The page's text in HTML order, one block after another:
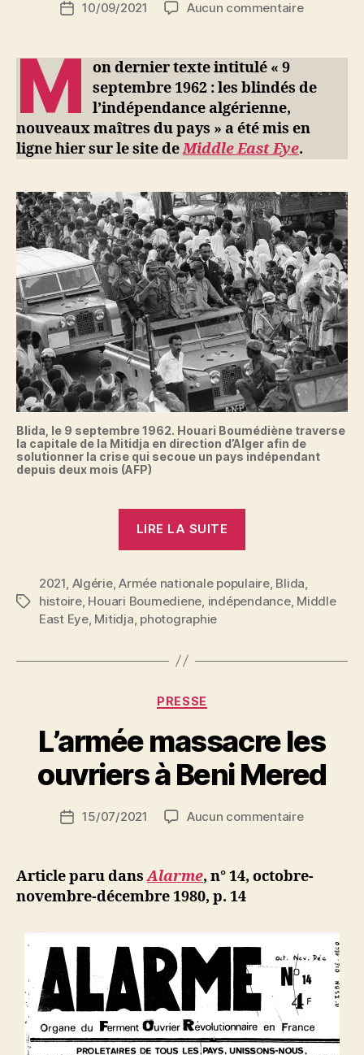
de
N
ji
b
Date10/09/2021 Aucun commentairesur
1962
:
les
de
maîtres
du
pays
M on dernier texte intitulé « 9
septembre 1962 : les blindés de
l’indépendance algérienne,
nouveaux maîtres du pays » a été mis en
ligne hier sur le site deMiddle East Eye.
Blida, le 9 septembre 1962. Houari Boumédiène traverse
la capitale de la Mitidja en direction d’Alger afin de
solutionner la crise qui secoue un pays indépendant
depuis deux mois (AFP)
LIRE LA SUITE
:
les
maîtres
du
pays »
Étiquettes
2021, Algérie,Armée nationale populaire, Blida,
histoire, Houari Boumediene, indépendance, Middle
East Eye, Mitidja, photographie
Catégories
PRESSE
L’armée massacre les
ouvriers à Beni Mered
a
S
N
ji
Date15/07/2021 Aucun commentairesur
les
Mered
Article paru dansAlarme, n° 14, octobre-
novembre-décembre 1980, p. 14